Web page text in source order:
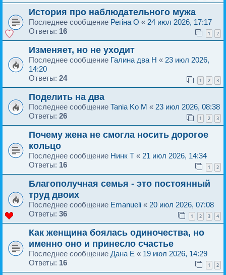
История про наблюдательного мужа
Последнее сообщение Регiна O « 24 июл 2026, 17:17
Ответы: 16 1 2
Изменяет, но не уходит
Последнее сообщение Галина два H « 23 июл 2026,
14:20
Ответы: 24 1 2 3
Поделить на два
Последнее сообщение Tania Ko M « 23 июл 2026, 08:38
Ответы: 26 1 2 3
Почему жена не смогла носить дорогое
кольцо
Последнее сообщение Нинк T « 21 июл 2026, 14:34
Ответы: 16 1 2
Благополучная семья - это постоянный
труд двоих
Последнее сообщение Emanueli « 20 июл 2026, 07:08
Ответы: 36 1 2 3 4
Как женщина боялась одиночества, но
именно оно и принесло счастье
Последнее сообщение Дaнa E « 19 июл 2026, 14:29
Ответы: 16 1 2